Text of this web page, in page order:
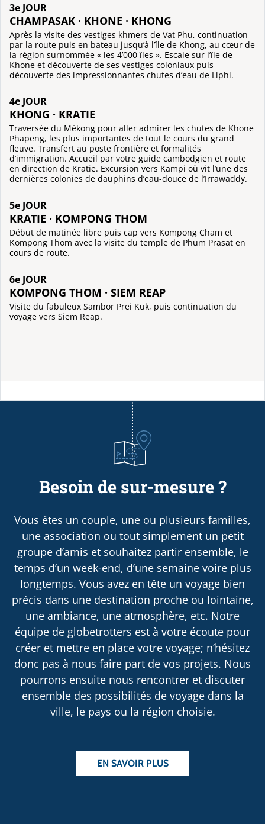
3e JOUR
CHAMPASAK · KHONE · KHONG
Après la visite des vestiges khmers de Vat Phu, continuation
par la route puis en bateau jusqu’à l’île de Khong, au cœur de
la région surnommée « les 4’000 îles ». Escale sur l’île de
Khone et découverte de ses vestiges coloniaux puis
découverte des impressionnantes chutes d’eau de Liphi.
4e JOUR
KHONG · KRATIE
Traversée du Mékong pour aller admirer les chutes de Khone
Phapeng, les plus importantes de tout le cours du grand
fleuve. Transfert au poste frontière et formalités
d’immigration. Accueil par votre guide cambodgien et route
en direction de Kratie. Excursion vers Kampi où vit l’une des
dernières colonies de dauphins d’eau-douce de l’Irrawaddy.
5e JOUR
KRATIE · KOMPONG THOM
Début de matinée libre puis cap vers Kompong Cham et
Kompong Thom avec la visite du temple de Phum Prasat en
cours de route.
6e JOUR
KOMPONG THOM · SIEM REAP
Visite du fabuleux Sambor Prei Kuk, puis continuation du
voyage vers Siem Reap.
Besoin de sur-mesure ?
Vous êtes un couple, une ou plusieurs familles,
une association ou tout simplement un petit
groupe d’amis et souhaitez partir ensemble, le
temps d’un week-end, d’une semaine voire plus
longtemps. Vous avez en tête un voyage bien
précis dans une destination proche ou lointaine,
une ambiance, une atmosphère, etc. Notre
équipe de globetrotters est à votre écoute pour
créer et mettre en place votre voyage; n’hésitez
donc pas à nous faire part de vos projets. Nous
pourrons ensuite nous rencontrer et discuter
ensemble des possibilités de voyage dans la
ville, le pays ou la région choisie.
EN SAVOIR PLUS